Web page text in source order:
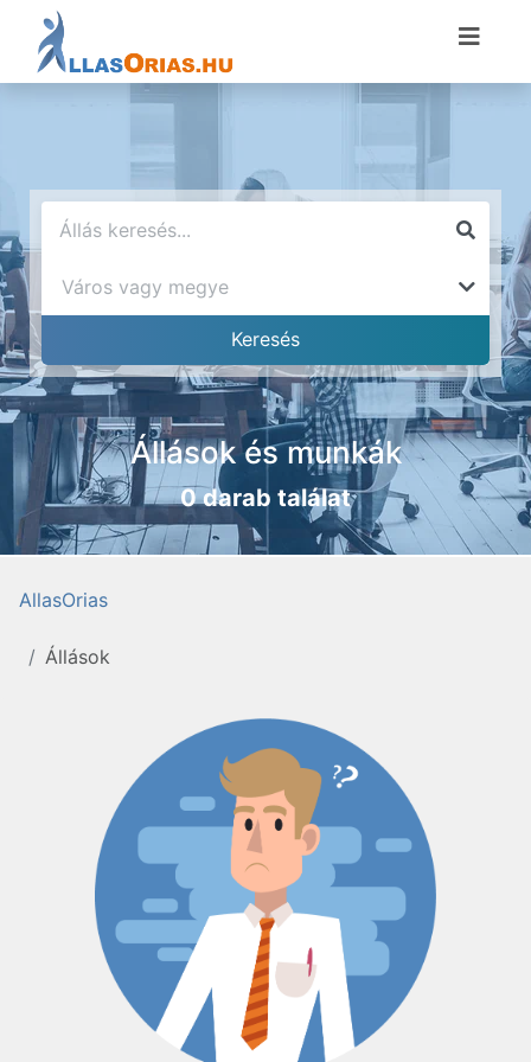
Állások és munkák
0 darab találat
AllasOrias
Állások